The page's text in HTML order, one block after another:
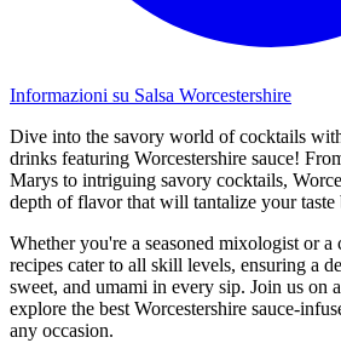
Informazioni su Salsa Worcestershire
Dive into the savory world of cocktails
drinks featuring Worcestershire sauce!
Marys to intriguing savory cocktails,
depth of flavor that will tantalize your taste
Whether you're a seasoned mixologist or a
recipes cater to all skill levels, ensuring a
sweet, and umami in every sip. Join us on
explore the best Worcestershire sauce-
any occasion.